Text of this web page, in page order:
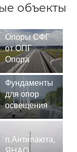
объекты
Опоры СФГ
от ОПГ
Опора
Фундаменты
для опор
освещения
п.Антипаюта,